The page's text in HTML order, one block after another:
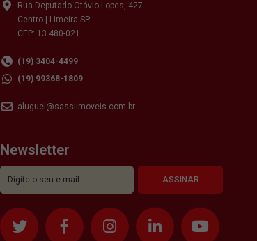
Rua Deputado Otávio Lopes, 427
Centro | Limeira SP
CEP: 13.480-021
(19) 3404-4499
(19) 99368-1809
aluguel@sassiimoveis.com.br
Newsletter